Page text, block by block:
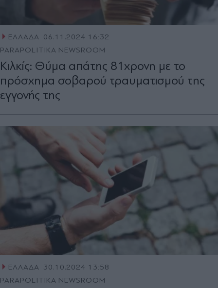
ΕΛΛΑΔΑ 06.11.2024 16:32
PARAPOLITIKA NEWSROOM
Κιλκίς: Θύμα απάτης 81χρονη με το
πρόσχημα σοβαρού τραυματισμού της
εγγονής της
ΕΛΛΑΔΑ 30.10.2024 13:58
PARAPOLITIKA NEWSROOM